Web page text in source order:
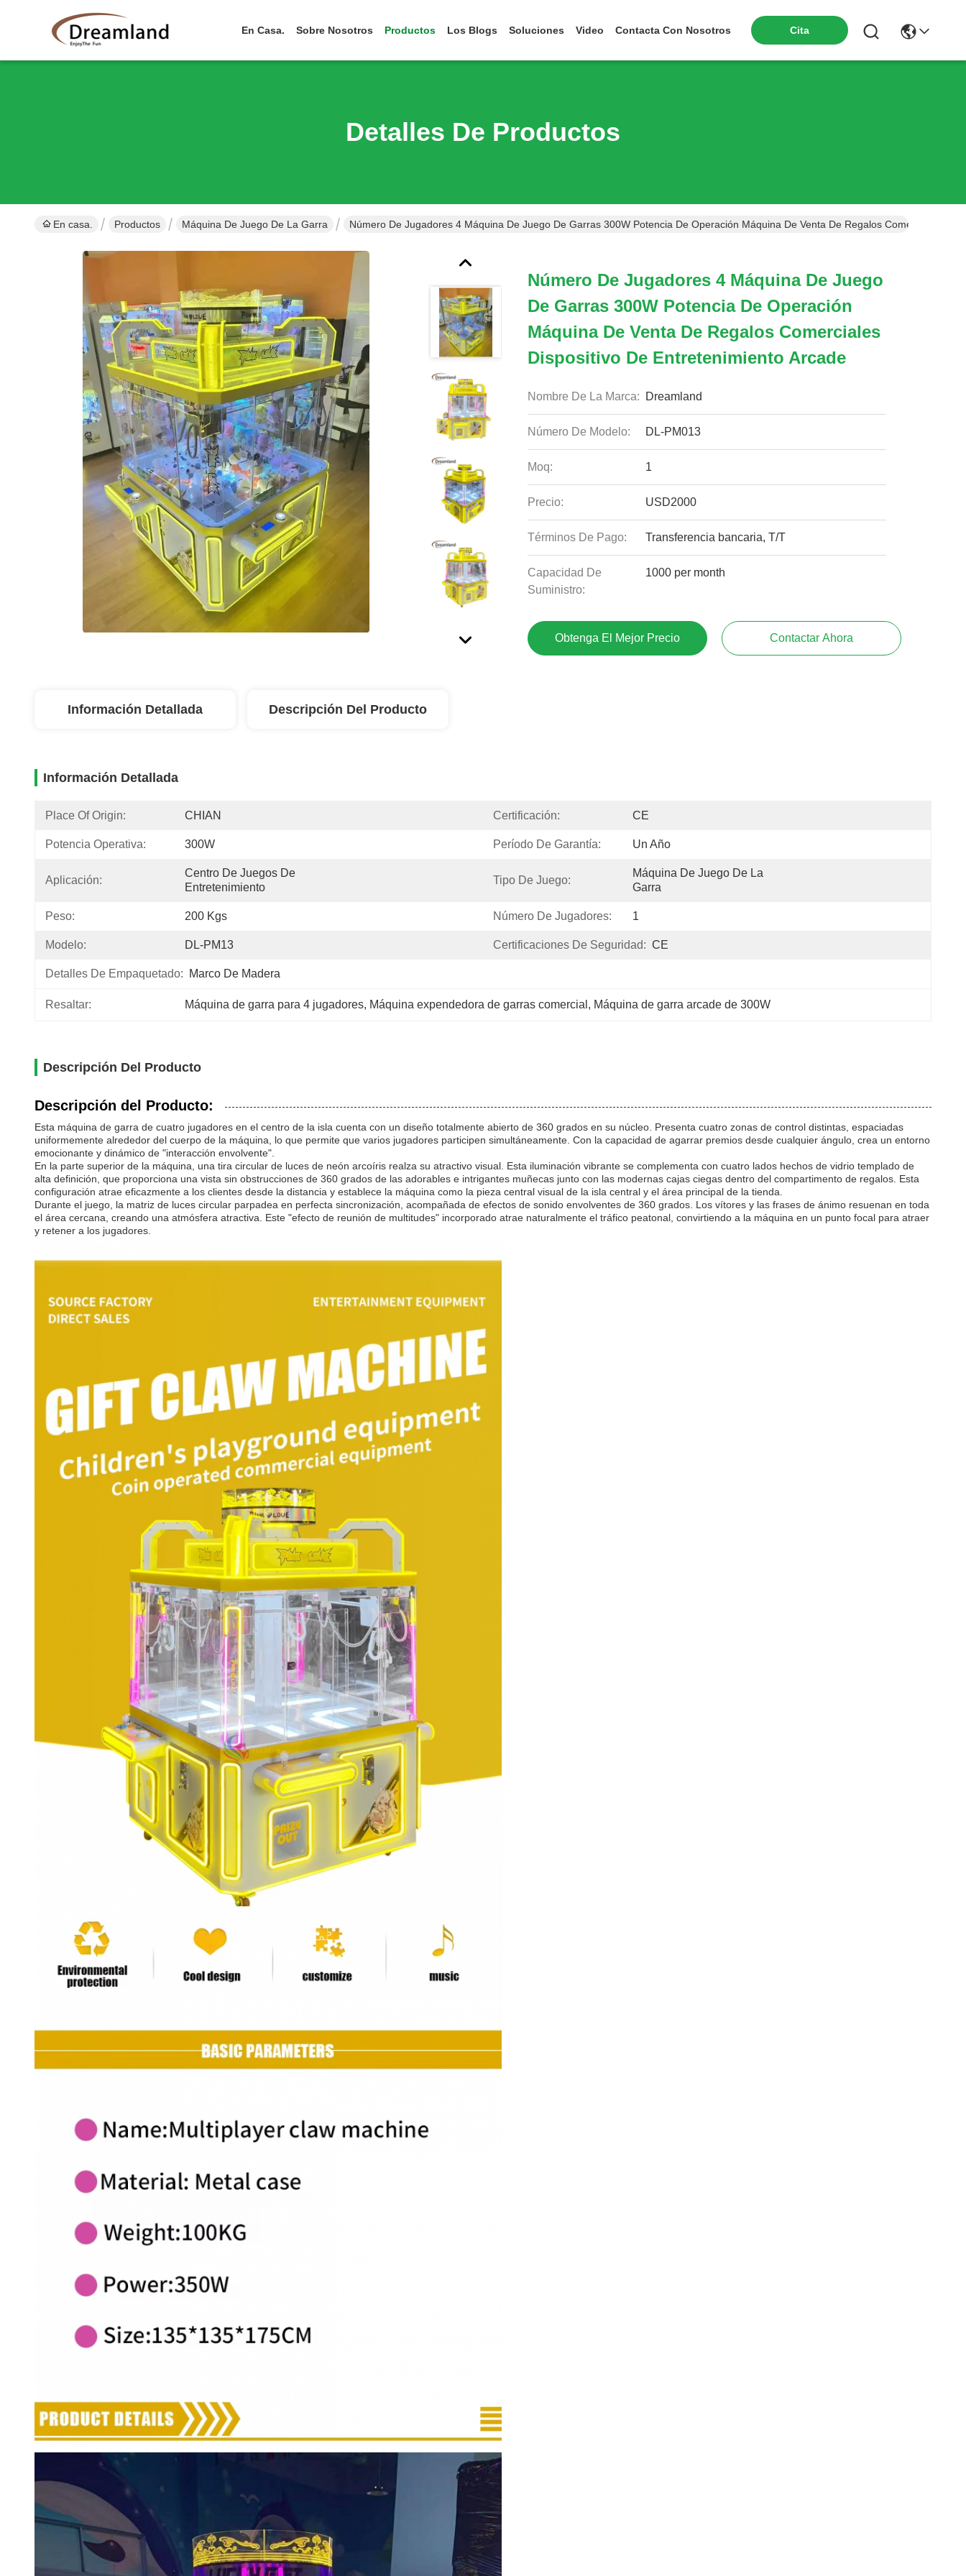
En Casa. Sobre Nosotros Productos Los Blogs Soluciones Video Contacta Con Nosotros Cita
Detalles De Productos
En casa. Productos Máquina De Juego De La Garra Número De Jugadores 4 Máquina De Juego De Garras 300W Potencia De Operación Máquina De Venta De Regalos Comerciales
Número De Jugadores 4 Máquina De Juego
De Garras 300W Potencia De Operación
Máquina De Venta De Regalos Comerciales
Dispositivo De Entretenimiento Arcade
Nombre De La Marca: Dreamland
Número De Modelo: DL-PM013
Moq: 1
Precio: USD2000
Términos De Pago: Transferencia bancaria, T/T
Capacidad De
Suministro:
1000 per month
Obtenga El Mejor Precio Contactar Ahora
Información Detallada Descripción Del Producto
Información Detallada
Place Of Origin: CHIAN Certificación: CE
Potencia Operativa: 300W Período De Garantía: Un Año
Aplicación:
Centro De Juegos De
Entretenimiento
Tipo De Juego:
Máquina De Juego De La
Garra
Peso: 200 Kgs Número De Jugadores: 1
Modelo: DL-PM13 Certificaciones De Seguridad: CE
Detalles De Empaquetado: Marco De Madera
Resaltar: Máquina de garra para 4 jugadores, Máquina expendedora de garras comercial , Máquina de garra arcade de 300W
Descripción Del Producto
Descripción del Producto:
Esta máquina de garra de cuatro jugadores en el centro de la isla cuenta con un diseño totalmente abierto de 360 grados en su núcleo. Presenta cuatro zonas de control distintas, espaciadas
uniformemente alrededor del cuerpo de la máquina, lo que permite que varios jugadores participen simultáneamente. Con la capacidad de agarrar premios desde cualquier ángulo, crea un entorno
emocionante y dinámico de "interacción envolvente".
En la parte superior de la máquina, una tira circular de luces de neón arcoíris realza su atractivo visual. Esta iluminación vibrante se complementa con cuatro lados hechos de vidrio templado de
alta definición, que proporciona una vista sin obstrucciones de 360 grados de las adorables e intrigantes muñecas junto con las modernas cajas ciegas dentro del compartimento de regalos. Esta
configuración atrae eficazmente a los clientes desde la distancia y establece la máquina como la pieza central visual de la isla central y el área principal de la tienda.
Durante el juego, la matriz de luces circular parpadea en perfecta sincronización, acompañada de efectos de sonido envolventes de 360 grados. Los vítores y las frases de ánimo resuenan en toda
el área cercana, creando una atmósfera atractiva. Este "efecto de reunión de multitudes" incorporado atrae naturalmente el tráfico peatonal, convirtiendo a la máquina en un punto focal para atraer
y retener a los jugadores.